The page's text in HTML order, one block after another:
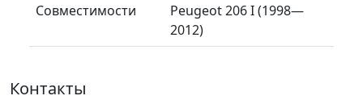
Совместимости
Peugeot 206 I (1998—
2012)
Контакты